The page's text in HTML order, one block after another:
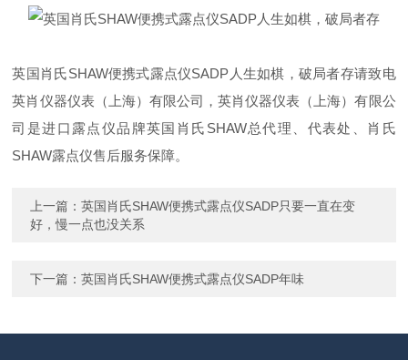
英国肖氏SHAW便携式露点仪SADP人生如棋，破局者存请致电
英肖仪器仪表（上海）有限公司，英肖仪器仪表（上海）有限公
司是进口露点仪品牌英国肖氏SHAW总代理、代表处、肖氏
SHAW露点仪售后服务保障。
上一篇：英国肖氏SHAW便携式露点仪SADP只要一直在变
好，慢一点也没关系
下一篇：英国肖氏SHAW便携式露点仪SADP年味